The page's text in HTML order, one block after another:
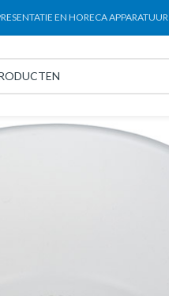
EN HORECA APPARATUUR